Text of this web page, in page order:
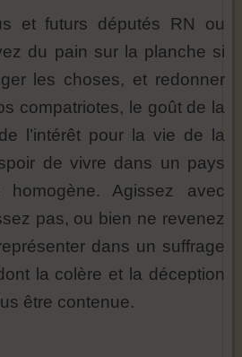
et futurs députés RN ou
du pain sur la planche si
les choses, et redonner
compatriotes, le goût de la
l’intérêt pour la vie de la
de vivre dans un pays
Agissez avec
pas, ou bien ne revenez
dans un suffrage
la colère et la déception
être contenue.